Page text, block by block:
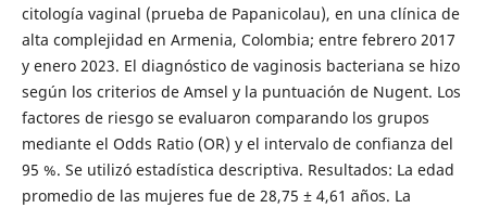
citología vaginal (prueba de Papanicolau), en una clínica de
alta complejidad en Armenia, Colombia; entre febrero 2017
y enero 2023. El diagnóstico de vaginosis bacteriana se hizo
según los criterios de Amsel y la puntuación de Nugent. Los
factores de riesgo se evaluaron comparando los grupos
mediante el Odds Ratio (OR) y el intervalo de confianza del
95 %. Se utilizó estadística descriptiva. Resultados: La edad
promedio de las mujeres fue de 28,75 ± 4,61 años. La